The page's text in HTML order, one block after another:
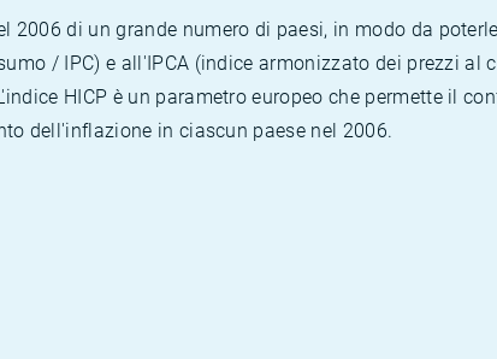
di un grande numero di paesi, in modo da
/ IPC) e all'IPCA (indice armonizzato dei prezzi al
HICP è un parametro europeo che permette il
dell'inflazione in ciascun paese nel 2006.